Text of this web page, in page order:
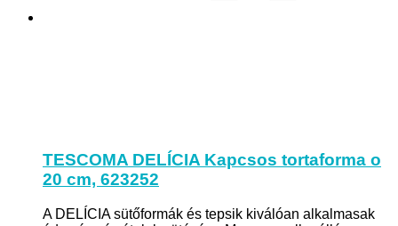
TESCOMA DELÍCIA Kapcsos tortaforma o
20 cm, 623252
A DELÍCIA sütőformák és tepsik kiválóan alkalmasak